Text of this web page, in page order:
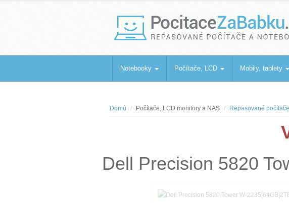
PocitaceZaBabku.cz
Repasované počítače a notebooky
Notebooky Počítače, LCD Mobily, tablety
Domů Počítače, LCD monitory a NAS Repasované počítače
Dell Precision 5820